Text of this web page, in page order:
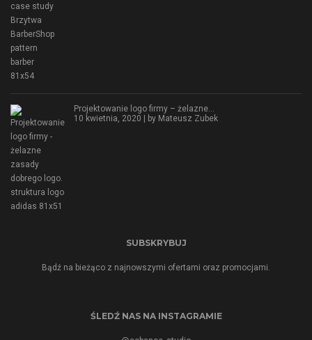
Projektowanie logo firmy – żelazne…
10 kwietnia, 2020 | by Mateusz Zubek
SUBSKRYBUJ
Bądź na bieżąco z najnowszymi ofertami oraz promocjami.
ŚLEDŹ NAS NA INSTAGRAMIE